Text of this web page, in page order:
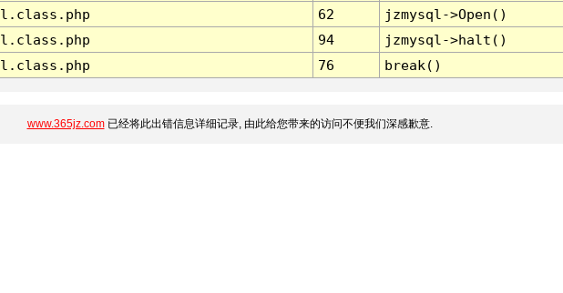
62
jzmysql->Open()
94
jzmysql->halt()
76 break()
www.365jz.com已经将此出错信息详细记录, 由此给您带来的访问不便我们深感歉意.